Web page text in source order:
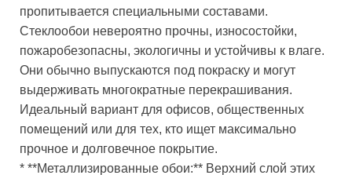
пропитывается специальными составами.
Стеклообои невероятно прочны, износостойки,
пожаробезопасны, экологичны и устойчивы к влаге.
Они обычно выпускаются под покраску и могут
выдерживать многократные перекрашивания.
Идеальный вариант для офисов, общественных
помещений или для тех, кто ищет максимально
прочное и долговечное покрытие.
* **Металлизированные обои:** Верхний слой этих